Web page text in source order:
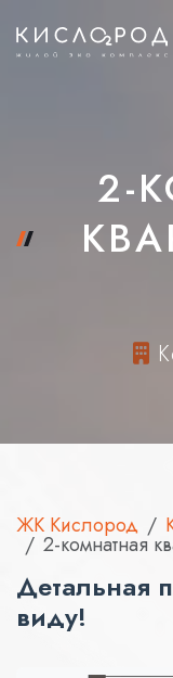
2-
К
ЖК Кислород
2-комнатная
Детальная
виду!